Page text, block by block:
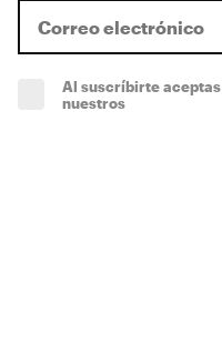
Al suscríbirte aceptas
nuestros